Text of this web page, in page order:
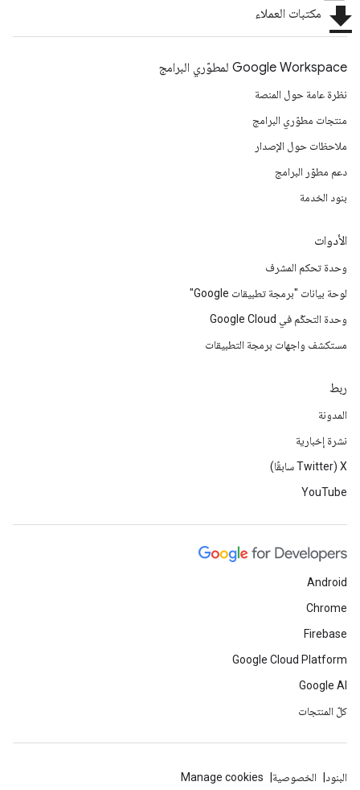
file_download مكتبات العملاء
Google Workspace لمطوّري البرامج
نظرة عامة حول المنصة
منتجات مطوّري البرامج
ملاحظات حول الإصدار
دعم مطوّر البرامج
بنود الخدمة
الأدوات
وحدة تحكم المشرف
لوحة بيانات "برمجة تطبيقات Google"
وحدة التحكّم في Google Cloud
مستكشف واجهات برمجة التطبيقات
ربط
المدونة
نشرة إخبارية
‫X ‏(Twitter سابقًا)
YouTube
Android
Chrome
Firebase
Google Cloud Platform
Google AI
كلّ المنتجات
البنود الخصوصية Manage cookies